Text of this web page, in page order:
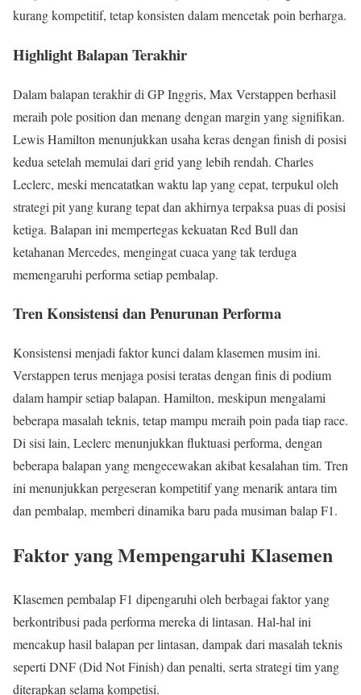
kurang kompetitif, tetap konsisten dalam mencetak poin berharga.
Highlight Balapan Terakhir
Dalam balapan terakhir di GP Inggris, Max Verstappen berhasil
meraih pole position dan menang dengan margin yang signifikan.
Lewis Hamilton menunjukkan usaha keras dengan finish di posisi
kedua setelah memulai dari grid yang lebih rendah. Charles
Leclerc, meski mencatatkan waktu lap yang cepat, terpukul oleh
strategi pit yang kurang tepat dan akhirnya terpaksa puas di posisi
ketiga. Balapan ini mempertegas kekuatan Red Bull dan
ketahanan Mercedes, mengingat cuaca yang tak terduga
memengaruhi performa setiap pembalap.
Tren Konsistensi dan Penurunan Performa
Konsistensi menjadi faktor kunci dalam klasemen musim ini.
Verstappen terus menjaga posisi teratas dengan finis di podium
dalam hampir setiap balapan. Hamilton, meskipun mengalami
beberapa masalah teknis, tetap mampu meraih poin pada tiap race.
Di sisi lain, Leclerc menunjukkan fluktuasi performa, dengan
beberapa balapan yang mengecewakan akibat kesalahan tim. Tren
ini menunjukkan pergeseran kompetitif yang menarik antara tim
dan pembalap, memberi dinamika baru pada musiman balap F1.
Faktor yang Mempengaruhi Klasemen
Klasemen pembalap F1 dipengaruhi oleh berbagai faktor yang
berkontribusi pada performa mereka di lintasan. Hal-hal ini
mencakup hasil balapan per lintasan, dampak dari masalah teknis
seperti DNF (Did Not Finish) dan penalti, serta strategi tim yang
diterapkan selama kompetisi.